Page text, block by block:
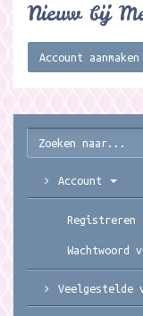
Nieuw bij
Account aanmaken
Account
Registreren
Wachtwoord
Veelgestelde